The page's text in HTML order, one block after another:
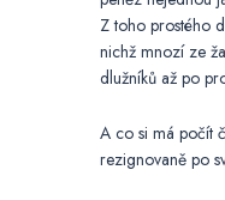
Z toho prostého
nichž mnozí ze
dlužníků až po
A co si má počít
rezignovaně po